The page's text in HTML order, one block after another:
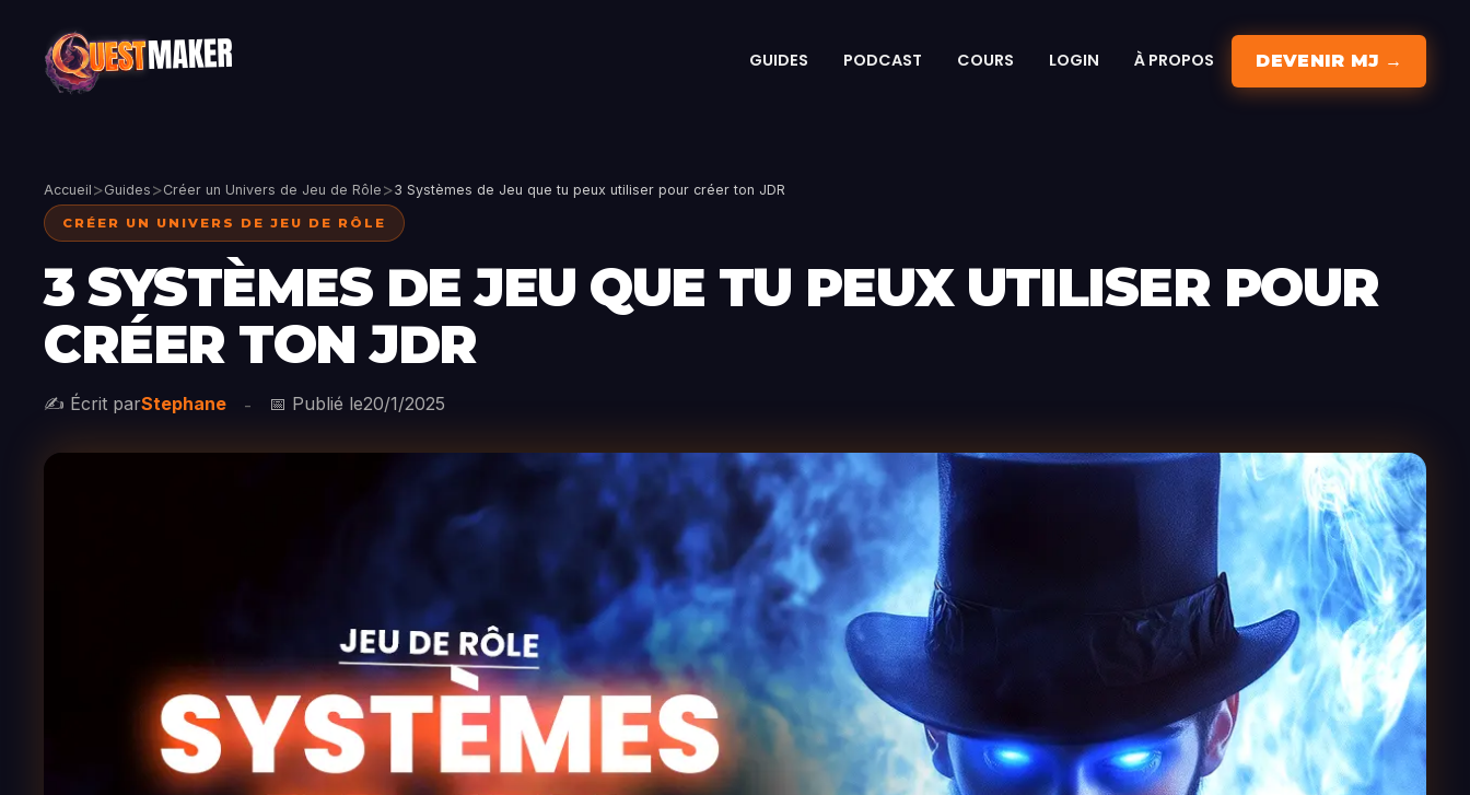
GUIDES PODCAST COURS LOGIN À PROPOS DEVENIR MJ →
Accueil >Guides >Créer un Univers de Jeu de Rôle >3 Systèmes de Jeu que tu peux utiliser pour créer ton JDR
CRÉER UN UNIVERS DE JEU DE RÔLE
3 SYSTÈMES DE JEU QUE TU PEUX UTILISER POUR
CRÉER TON JDR
✍️ Écrit parStephane - 📅 Publié le20/1/2025